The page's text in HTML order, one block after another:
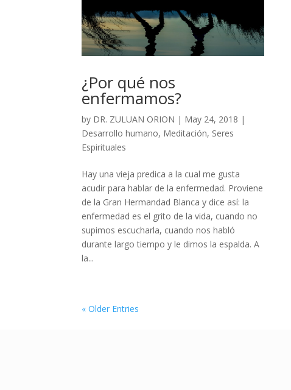
¿Por qué nos
enfermamos?
by DR. ZULUAN ORION | May 24, 2018 |
Desarrollo humano, Meditación, Seres
Espirituales
Hay una vieja predica a la cual me gusta
acudir para hablar de la enfermedad. Proviene
de la Gran Hermandad Blanca y dice así: la
enfermedad es el grito de la vida, cuando no
supimos escucharla, cuando nos habló
durante largo tiempo y le dimos la espalda. A
la...
« Older Entries